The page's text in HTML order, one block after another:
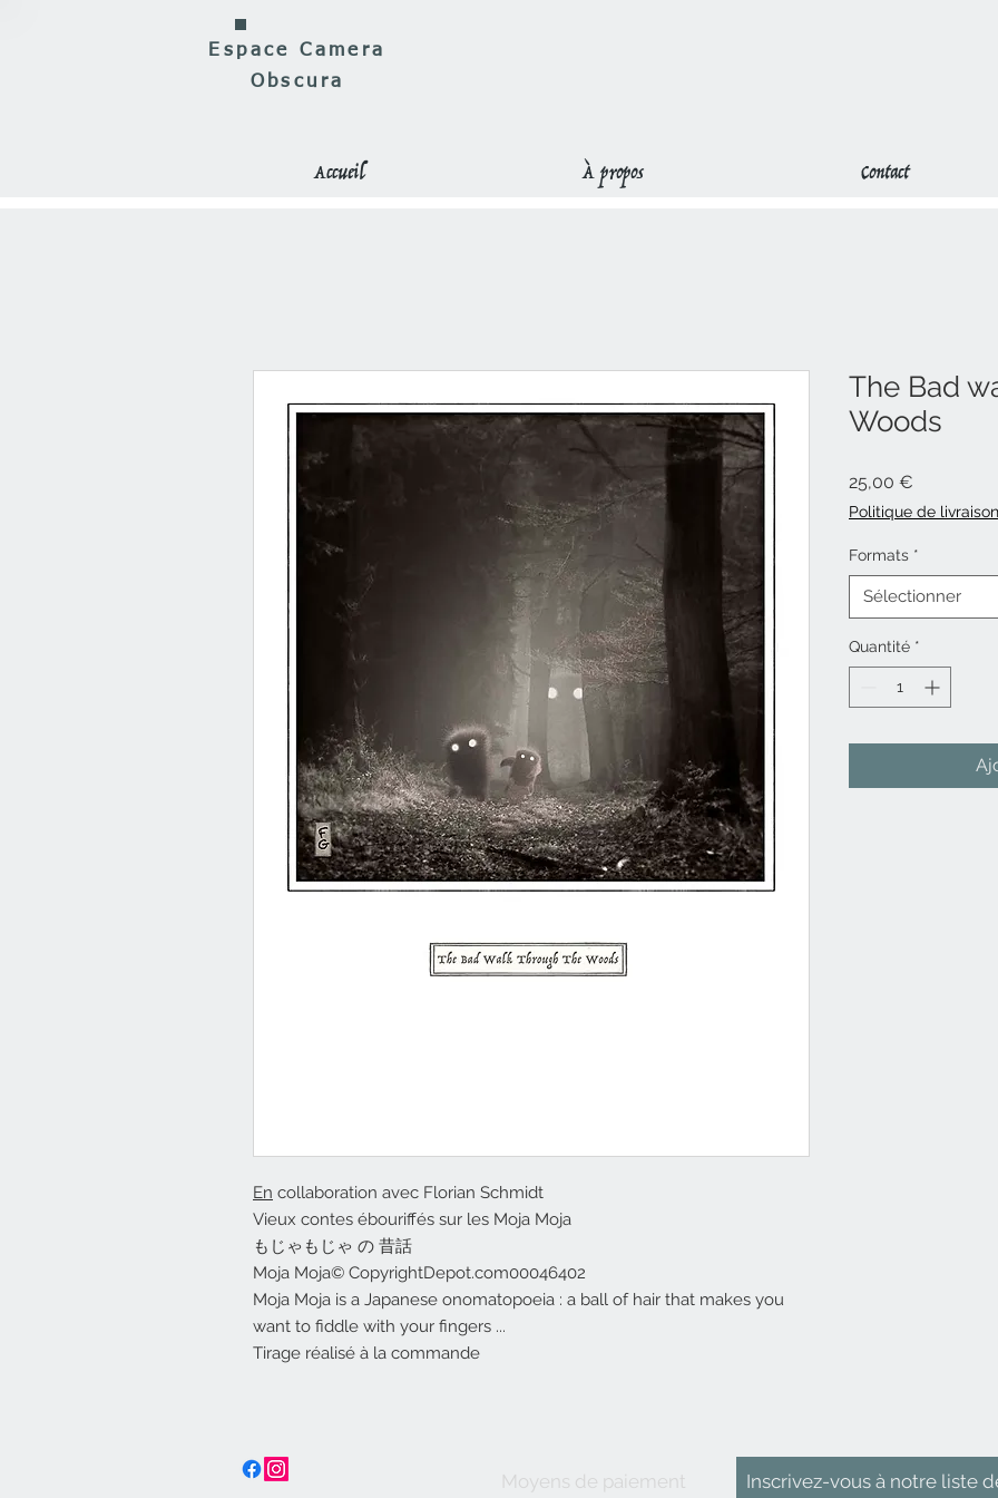
Espace Camera
Obscura
Accueil À propos Contact
En collaboration avec Florian Schmidt
Vieux contes ébouriffés sur les Moja Moja
もじゃもじゃ の 昔話
Moja Moja© CopyrightDepot.com00046402
Moja Moja is a Japanese onomatopoeia : a ball of hair that makes you
want to fiddle with your fingers ...
Tirage réalisé à la commande
The Bad
Woods
25,00 €
Politique de livraison
Formats *
Sélectionner
Quantité *
Moyens de paiement Inscrivez-vous à notre liste